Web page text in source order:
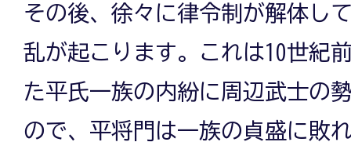
その後、徐々に律令制が解体し
乱が起こります。これは10世紀
た平氏一族の内紛に周辺武士の
ので、平将門は一族の貞盛に敗